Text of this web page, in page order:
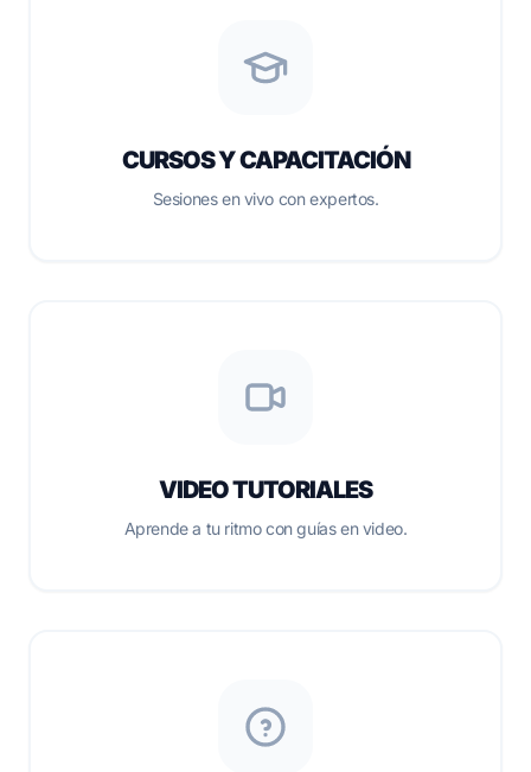
CURSOS Y CAPACITACIÓN
Sesiones en vivo con expertos.
VIDEO TUTORIALES
Aprende a tu ritmo con guías en video.